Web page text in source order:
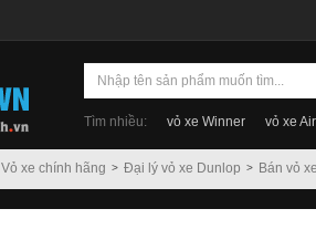
Tìm nhiều: vỏ xe Winner vỏ xe
Vỏ xe chính hãng Đại lý vỏ xe Dunlop Bán vỏ